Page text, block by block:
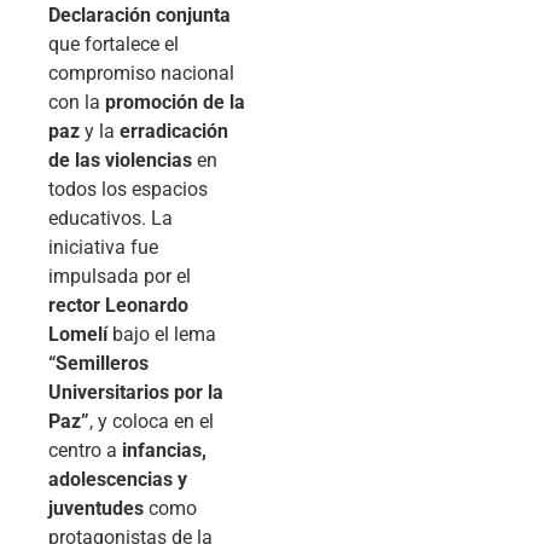
Declaración conjunta
que fortalece el
compromiso nacional
con la promoción de la
paz y la erradicación
de las violencias en
todos los espacios
educativos. La
iniciativa fue
impulsada por el
rector Leonardo
Lomelíbajo el lema
“Semilleros
Universitarios por la
Paz”, y coloca en el
centro a infancias,
adolescencias y
juventudes como
protagonistas de la